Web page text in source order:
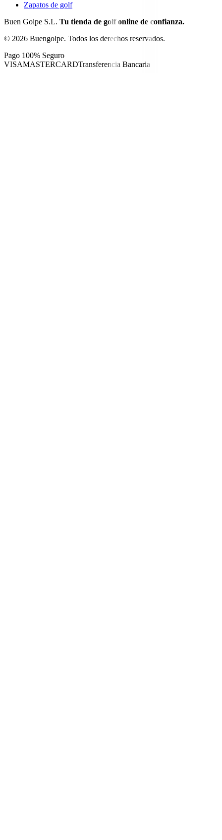
Zapatos de golf
Buen Golpe S.L. Tu tienda de golf online de confianza.
© 2026 Buengolpe. Todos los derechos reservados.
Pago 100% Seguro
VISAMASTERCARDTransferencia Bancaria